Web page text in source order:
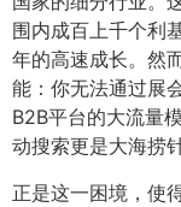
围内成百上千个利
年的高速成长。然
能：你无法通过展
B2B平台的大流量
动搜索更是大海捞针
正是这一困境，使